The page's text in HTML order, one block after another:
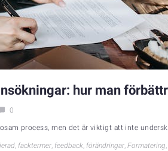
hur man
0
process, men det är viktigt att inte
, facktermer, feedback, förändringar, Formatering,